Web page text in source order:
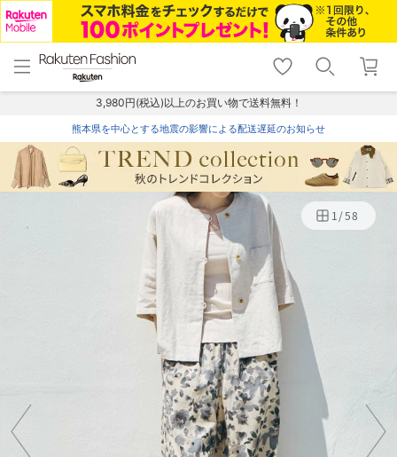
menu home
トップ
shopping_cart lock_outline
ログイン
3,980円(税込)以上のお買い物で送料無料！
熊本県を中心とする地震の影響による配送遅延のお知らせ
1/58